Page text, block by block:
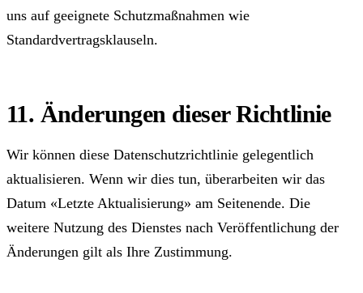
uns auf geeignete Schutzmaßnahmen wie
Standardvertragsklauseln.
11. Änderungen dieser Richtlinie
Wir können diese Datenschutzrichtlinie gelegentlich
aktualisieren. Wenn wir dies tun, überarbeiten wir das
Datum «Letzte Aktualisierung» am Seitenende. Die
weitere Nutzung des Dienstes nach Veröffentlichung der
Änderungen gilt als Ihre Zustimmung.